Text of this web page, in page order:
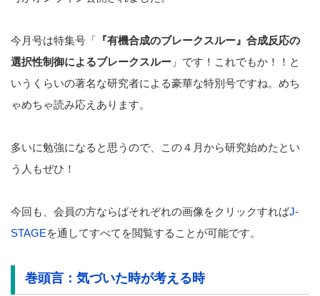
今月号は特集号「 『有機合成のブレークスルー』合成反応の
選択性制御によるブレークスルー 」です！これでもか！！と
いうくらいの著名な研究者による豪華な特別号ですね。めち
ゃめちゃ読み応えあります。
多いに勉強になると思うので、この４月から研究始めたとい
う人もぜひ！
今回も、会員の方ならばそれぞれの画像をクリックすればJ-
STAGEを通してすべてを閲覧することが可能です。
巻頭言：気づいた時が考える時